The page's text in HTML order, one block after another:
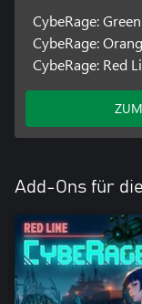
CybeRage:
CybeRage:
CybeRage: Red
Add-Ons für